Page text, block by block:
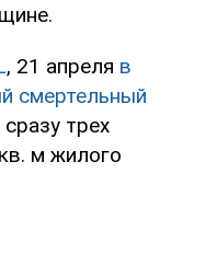
, 21 апреля в
смертельный
трех
м жилого